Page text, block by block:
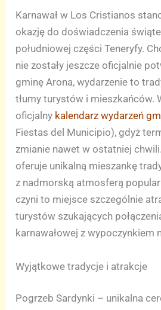
Karnawał w Los Cristianos
okazję do doświadczenia
południowej części Teneryfy.
nie zostały jeszcze oficjalnie
gminę Arona, wydarzenie to
tłumy turystów i mieszkańców.
oficjalny kalendarz wydarzeń
Fiestas del Municipio), gdyż
zmianie nawet w ostatniej
oferuje unikalną mieszankę
z nadmorską atmosferą
czyni to miejsce szczególnie
turystów szukających
karnawałowej z wypoczynkiem
Wyjątkowe tradycje i atrakcje
Pogrzeb Sardynki – unikalna